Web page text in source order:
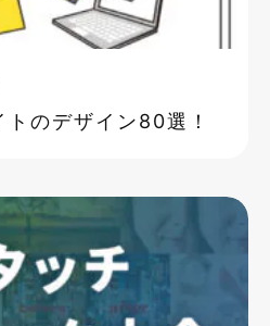
のデザイン80選！